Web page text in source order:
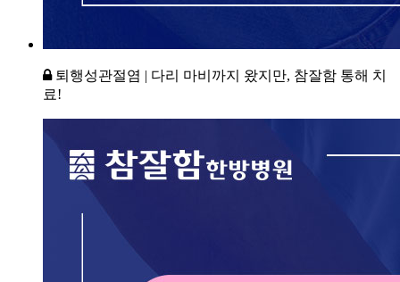
퇴행성관절염 | 다리 마비까지 왔지만, 참잘함 통해 치
료!